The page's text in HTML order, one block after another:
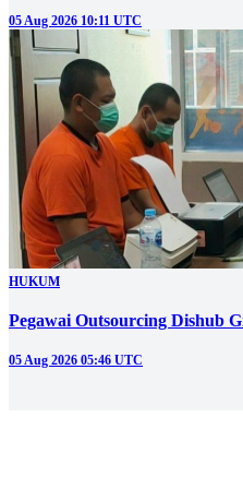
05 Aug 2026 10:11 UTC
HUKUM
Pegawai Outsourcing Dishub
05 Aug 2026 05:46 UTC